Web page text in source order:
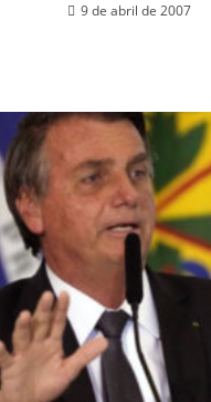
9 de abril de 2007